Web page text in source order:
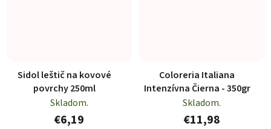
Sidol leštič na kovové
povrchy 250ml
Skladom.
€6,19
Coloreria Italiana
Intenzívna Čierna - 350gr
Skladom.
€11,98